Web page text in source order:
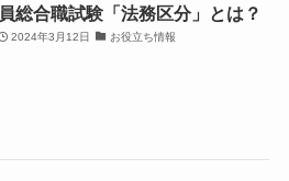
員総合職試験「法務区分」とは？
2024年3月12日 お役立ち情報